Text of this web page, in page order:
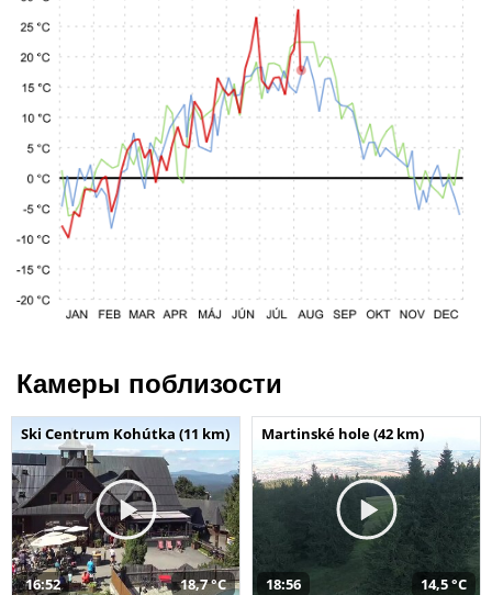
Камеры поблизости
Ski Centrum Kohútka (11 km)
16:52 18,7 °C
Martinské hole (42 km)
18:56 14,5 °C